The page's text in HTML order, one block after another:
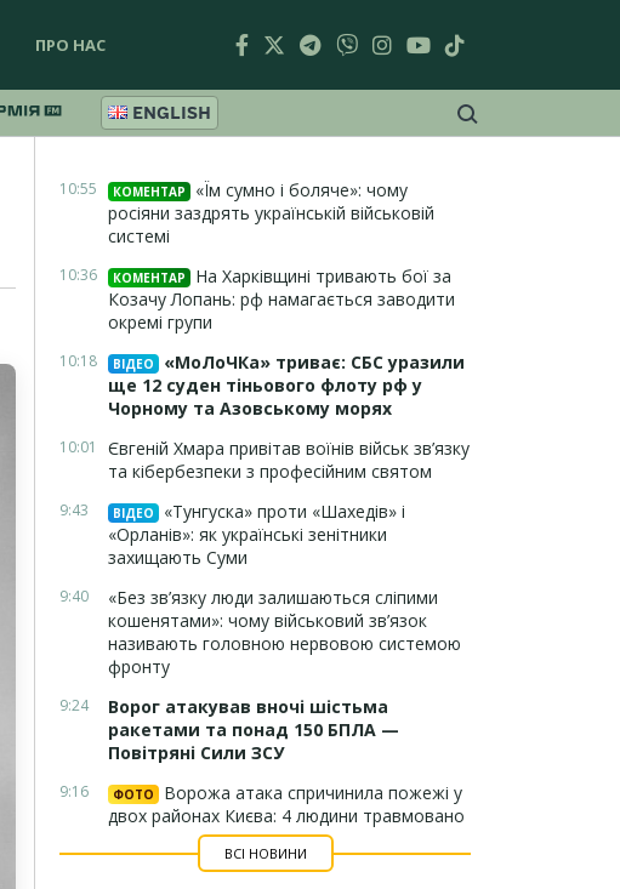
ПРО НАС
ENGLISH
10:55 КОМЕНТАР
«Їм сумно і боляче»: чому
росіяни заздрять українській військовій
системі
10:36 КОМЕНТАР
На Харківщині тривають бої за
Козачу Лопань: рф намагається заводити
окремі групи
10:18 ВІДЕО
«МоЛоЧКа» триває: СБС уразили
ще 12 суден тіньового флоту рф у
Чорному та Азовському морях
10:01
Євгеній Хмара привітав воїнів військ зв’язку
та кібербезпеки з професійним святом
9:43 ВІДЕО
«Тунгуска» проти «Шахедів» і
«Орланів»: як українські зенітники
захищають Суми
9:40
«Без зв’язку люди залишаються сліпими
кошенятами»: чому військовий зв’язок
називають головною нервовою системою
фронту
9:24
Ворог атакував вночі шістьма
ракетами та понад 150 БПЛА —
Повітряні Сили ЗСУ
9:16 ФОТО
Ворожа атака спричинила пожежі у
двох районах Києва: 4 людини травмовано
ВСІ НОВИНИ